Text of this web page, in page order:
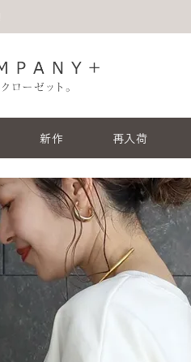
新作 再入荷